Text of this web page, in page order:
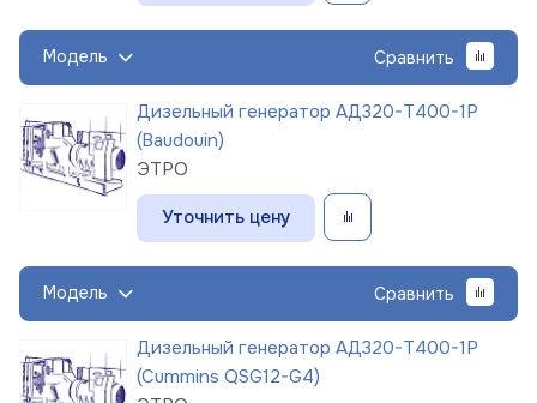
Модель Сравнить
Дизельный генератор АД320-Т400-1Р
(Baudouin)
ЭТРО
Уточнить цену
Модель Сравнить
Дизельный генератор АД320-Т400-1Р
(Cummins QSG12-G4)